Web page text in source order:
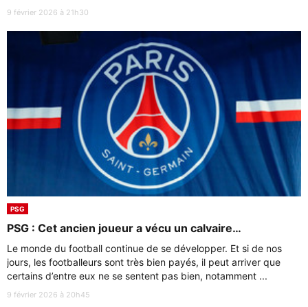
9 février 2026 à 21h30
PSG
PSG : Cet ancien joueur a vécu un calvaire…
Le monde du football continue de se développer. Et si de nos
jours, les footballeurs sont très bien payés, il peut arriver que
certains d’entre eux ne se sentent pas bien, notamment ...
9 février 2026 à 20h45